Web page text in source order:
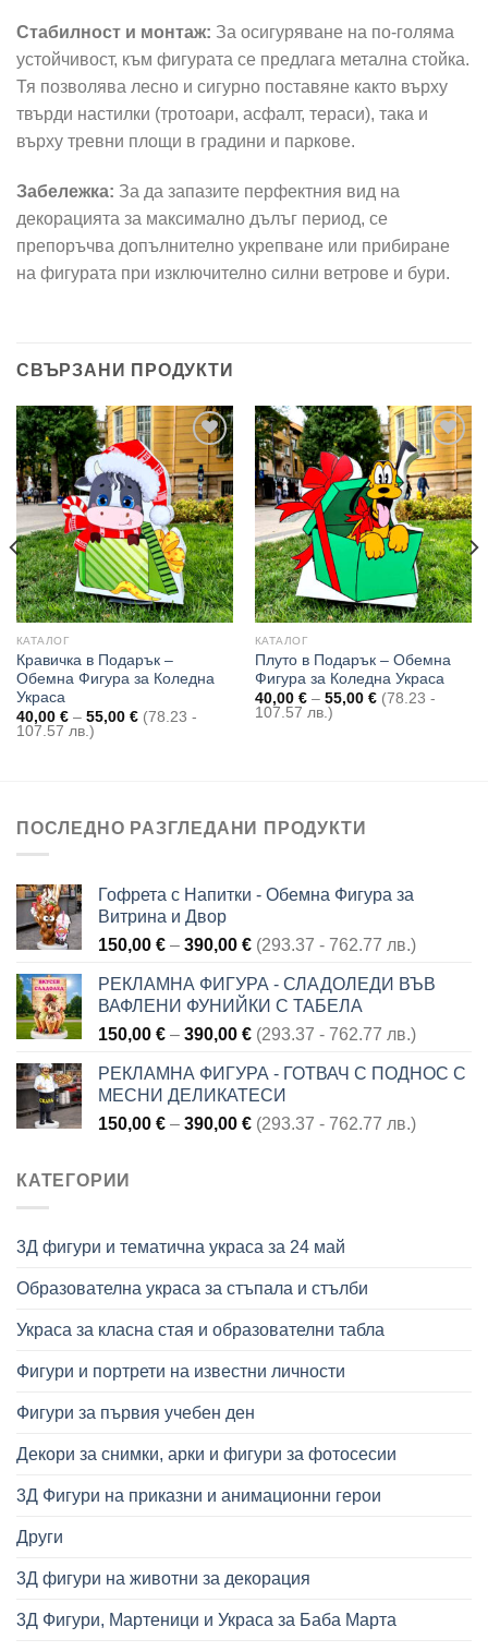
Стабилност и монтаж: За осигуряване на по-голяма
устойчивост, към фигурата се предлага метална стойка.
Тя позволява лесно и сигурно поставяне както върху
твърди настилки (тротоари, асфалт, тераси), така и
върху тревни площи в градини и паркове.
Забележка: За да запазите перфектния вид на
декорацията за максимално дълъг период, се
препоръчва допълнително укрепване или прибиране
на фигурата при изключително силни ветрове и бури.
СВЪРЗАНИ ПРОДУКТИ
Add to
wishlist
КАТАЛОГ
Кравичка в Подарък –
Обемна Фигура за Коледна
Украса
40,00 € – 55,00 €Price
range:
(78.23 -
107.57 лв.)
Add to
wishlist
КАТАЛОГ
Плуто в Подарък – Обемна
Фигура за Коледна Украса
40,00 € – 55,00 €Price
range:
(78.23 -
107.57 лв.)
ПОСЛЕДНО РАЗГЛЕДАНИ ПРОДУКТИ
Гофрета с Напитки - Обемна Фигура за
Витрина и Двор
150,00 € – 390,00 €Price
150,00 €
through
390,00 €
(293.37 - 762.77 лв.)
РЕКЛАМНА ФИГУРА - СЛАДОЛЕДИ ВЪВ
ВАФЛЕНИ ФУНИЙКИ С ТАБЕЛА
150,00 € – 390,00 €Price
150,00 €
through
390,00 €
(293.37 - 762.77 лв.)
РЕКЛАМНА ФИГУРА - ГОТВАЧ С ПОДНОС С
МЕСНИ ДЕЛИКАТЕСИ
150,00 € – 390,00 €Price
(293.37 - 762.77 лв.)
КАТЕГОРИИ
3Д фигури и тематична украса за 24 май
Образователна украса за стъпала и стълби
Украса за класна стая и образователни табла
Фигури и портрети на известни личности
Фигури за първия учебен ден
Декори за снимки, арки и фигури за фотосесии
3Д Фигури на приказни и анимационни герои
Други
3Д фигури на животни за декорация
3Д Фигури, Мартеници и Украса за Баба Марта